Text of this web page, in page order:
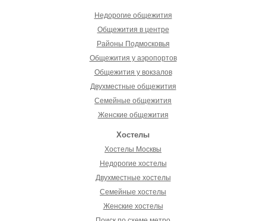
Недорогие общежития
Общежития в центре
Районы Подмосковья
Общежития у аэропортов
Общежития у вокзалов
Двухместные общежития
Семейные общежития
Женские общежития
Хостелы
Хостелы Москвы
Недорогие хостелы
Двухместные хостелы
Семейные хостелы
Женские хостелы